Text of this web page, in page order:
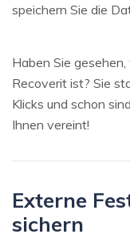
speichern Sie die
Haben Sie
Recoverit ist? Sie
Klicks und schon
Ihnen vereint!
Externe
sichern